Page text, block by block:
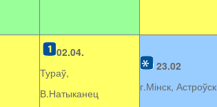
02.04.
Тураў,
В.Натыканец
23.02
г.Мінск,